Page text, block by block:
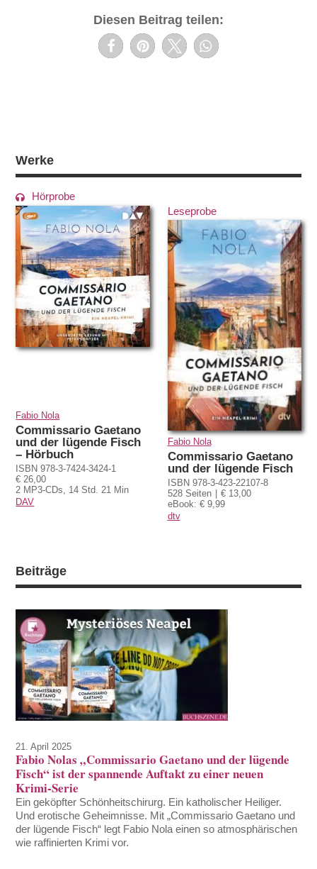
Diesen Beitrag teilen:
Werke
Hörprobe
Fabio Nola
Commissario Gaetano
und der lügende Fisch
– Hörbuch
ISBN 978-3-7424-3424-1
€ 26,00
2 MP3-CDs, 14 Std. 21 Min
DAV
Leseprobe
Fabio Nola
Commissario Gaetano
und der lügende Fisch
ISBN 978-3-423-22107-8
528 Seiten
€ 13,00
eBook: € 9,99
dtv
Beiträge
21. April 2025
Fabio Nolas „Commissario Gaetano und der lügende
Fisch“ ist der spannende Auftakt zu einer neuen
Krimi-Serie
Ein geköpfter Schönheitschirurg. Ein katholischer Heiliger.
Und erotische Geheimnisse. Mit „Commissario Gaetano und
der lügende Fisch“ legt Fabio Nola einen so atmosphärischen
wie raffinierten Krimi vor.